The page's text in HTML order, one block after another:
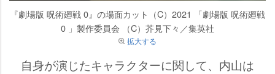
『劇場版 呪術廻戦 0』の場面カット（C）2021 「劇場版 呪術廻戦
0 」製作委員会 （C）芥見下々／集英社
拡大する
自身が演じたキャラクターに関して、内山は